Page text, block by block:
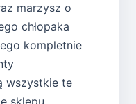
marzysz o
chłopaka
kompletnie
wszystkie te